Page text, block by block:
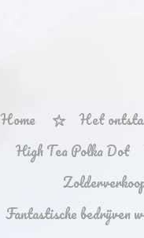
Home Het
High Tea Polka Dot
Fantastische bedrijven